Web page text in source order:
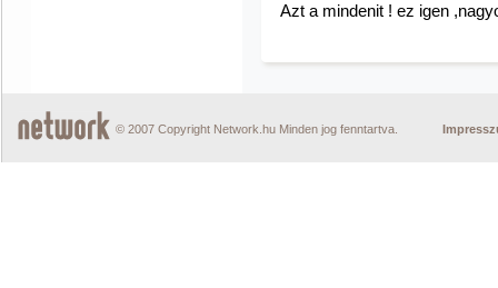
Azt a mindenit ! ez igen
© 2007 Copyright Network.hu Minden jog fenntartva.